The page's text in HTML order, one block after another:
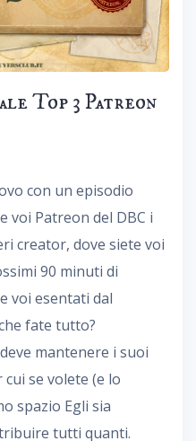
Top 3 Patreon
con un episodio
voi Patreon del DBC i
creator, dove siete voi
90 minuti di
voi esentati dal
fate tutto?
mantenere i suoi
se volete (e lo
spazio Egli sia
tutti quanti.